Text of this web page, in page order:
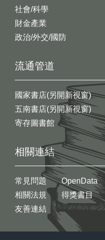
社會/科學
財金產業
政治/外交/國防
流通管道
國家書店(另開新視窗)
五南書店(另開新視窗)
寄存圖書館
相關連結
常見問題
相關法規
友善連結
OpenData
得獎書目